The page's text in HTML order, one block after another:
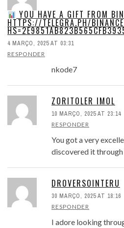
YOU HAVE A GIFT FROM
HTTPS://TELEGRA.PH/
4 MARÇO, 2025 AT 03:31
RESPONDER
nkode7
ZORITOLER IMOL
10 MARÇO, 2025 AT 23:14
RESPONDER
You got a very
discovered it through
DROVERSOINTERU
30 MARÇO, 2025 AT 18:16
RESPONDER
I adore looking